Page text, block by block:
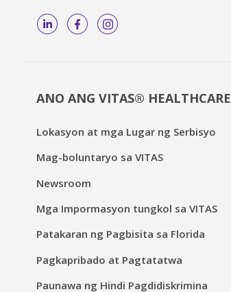
ANO ANG VITAS® HEALTHCARE
Lokasyon at mga Lugar ng Serbisyo
Mag-boluntaryo sa VITAS
Newsroom
Mga Impormasyon tungkol sa VITAS
Patakaran ng Pagbisita sa Florida
Pagkapribado at Pagtatatwa
Paunawa ng Hindi Pagdidiskrimina